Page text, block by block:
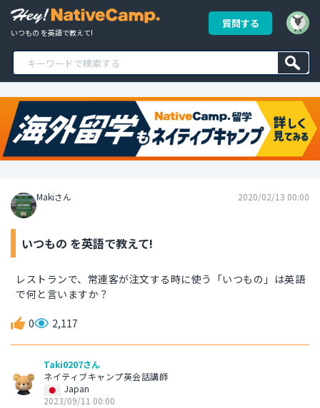
いつもの を英語で教えて!
質問する
Makiさん 2020/02/13 00:00
いつもの を英語で教えて!
レストランで、常連客が注文する時に使う「いつもの」は英語
で何と言いますか？
0 2,117
Taki0207さん
ネイティブキャンプ英会話講師
Japan
2023/09/11 00:00